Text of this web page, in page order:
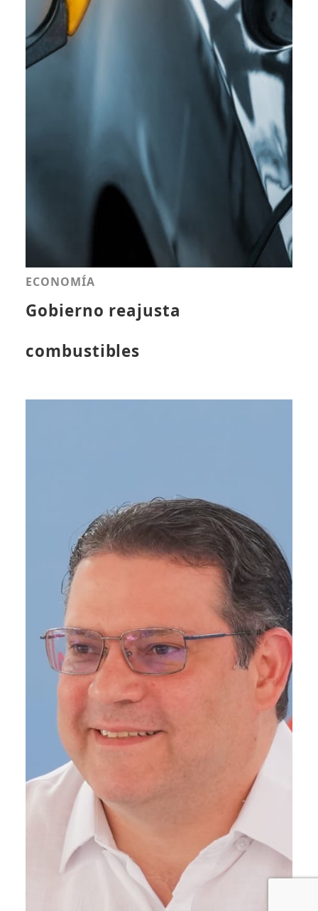
ECONOMÍA
Gobierno reajusta
combustibles